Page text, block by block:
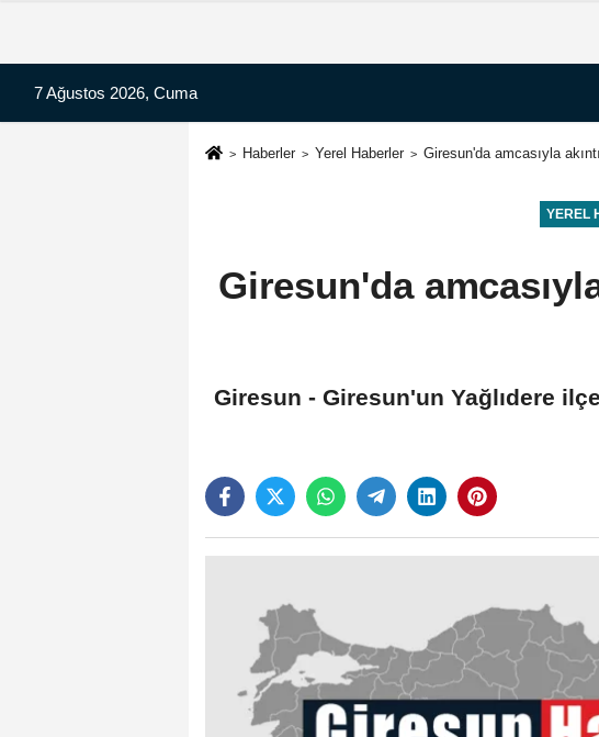
7 Ağustos 2026, Cuma
Haberler Yerel Haberler Giresun'da amcasıyla
YEREL
Giresun'da
Giresun - Giresun'un Yağlıdere